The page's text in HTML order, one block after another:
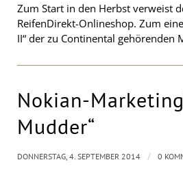
Zum Start in den Herbst verweist
ReifenDirekt-Onlineshop. Zum
II“ der zu Continental gehörenden
Nokian-
Mudder“
DONNERSTAG, 4. SEPTEMBER 2014 / 0